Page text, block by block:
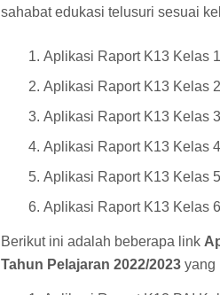
sahabat edukasi telusuri sesuai
Aplikasi Raport K13 Kelas
Aplikasi Raport K13 Kelas
Aplikasi Raport K13 Kelas
Aplikasi Raport K13 Kelas
Aplikasi Raport K13 Kelas
Aplikasi Raport K13 Kelas
Berikut ini adalah beberapa link
Tahun Pelajaran 2022/2023 yang